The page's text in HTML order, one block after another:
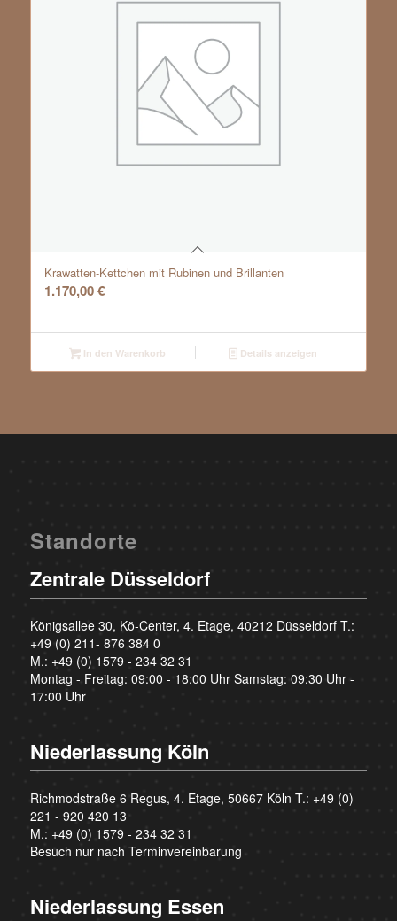
Krawatten-Kettchen mit Rubinen und Brillanten
1.170,00€
In den Warenkorb Details anzeigen
Standorte
Zentrale Düsseldorf
Königsallee 30, Kö-Center, 4. Etage, 40212 Düsseldorf T.:
+49 (0) 211- 876 384 0
M.: +49 (0) 1579 - 234 32 31
Montag - Freitag: 09:00 - 18:00 Uhr Samstag: 09:30 Uhr -
17:00 Uhr
Niederlassung Köln
Richmodstraße 6 Regus, 4. Etage, 50667 Köln T.: +49 (0)
221 - 920 420 13
M.: +49 (0) 1579 - 234 32 31
Besuch nur nach Terminvereinbarung
Niederlassung Essen